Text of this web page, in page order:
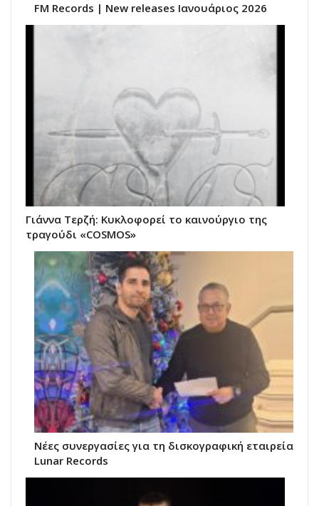
FM Records | New releases Ιανουάριος 2026
Γιάννα Τερζή: Κυκλοφορεί το καινούργιο της
τραγούδι «COSMOS»
Νέες συνεργασίες για τη δισκογραφική εταιρεία
Lunar Records